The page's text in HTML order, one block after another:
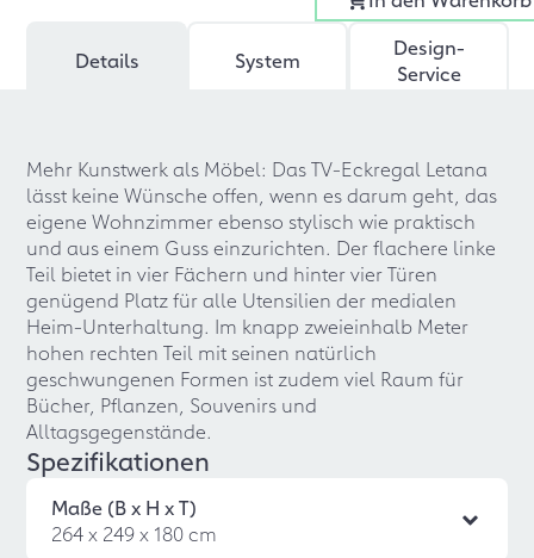
Details System
Design-
Service
Mehr Kunstwerk als Möbel: Das TV-Eckregal Letana
lässt keine Wünsche offen, wenn es darum geht, das
eigene Wohnzimmer ebenso stylisch wie praktisch
und aus einem Guss einzurichten. Der flachere linke
Teil bietet in vier Fächern und hinter vier Türen
genügend Platz für alle Utensilien der medialen
Heim-Unterhaltung. Im knapp zweieinhalb Meter
hohen rechten Teil mit seinen natürlich
geschwungenen Formen ist zudem viel Raum für
Bücher, Pflanzen, Souvenirs und
Alltagsgegenstände.
Spezifikationen
Maße (B x H x T)
264 x 249 x 180 cm